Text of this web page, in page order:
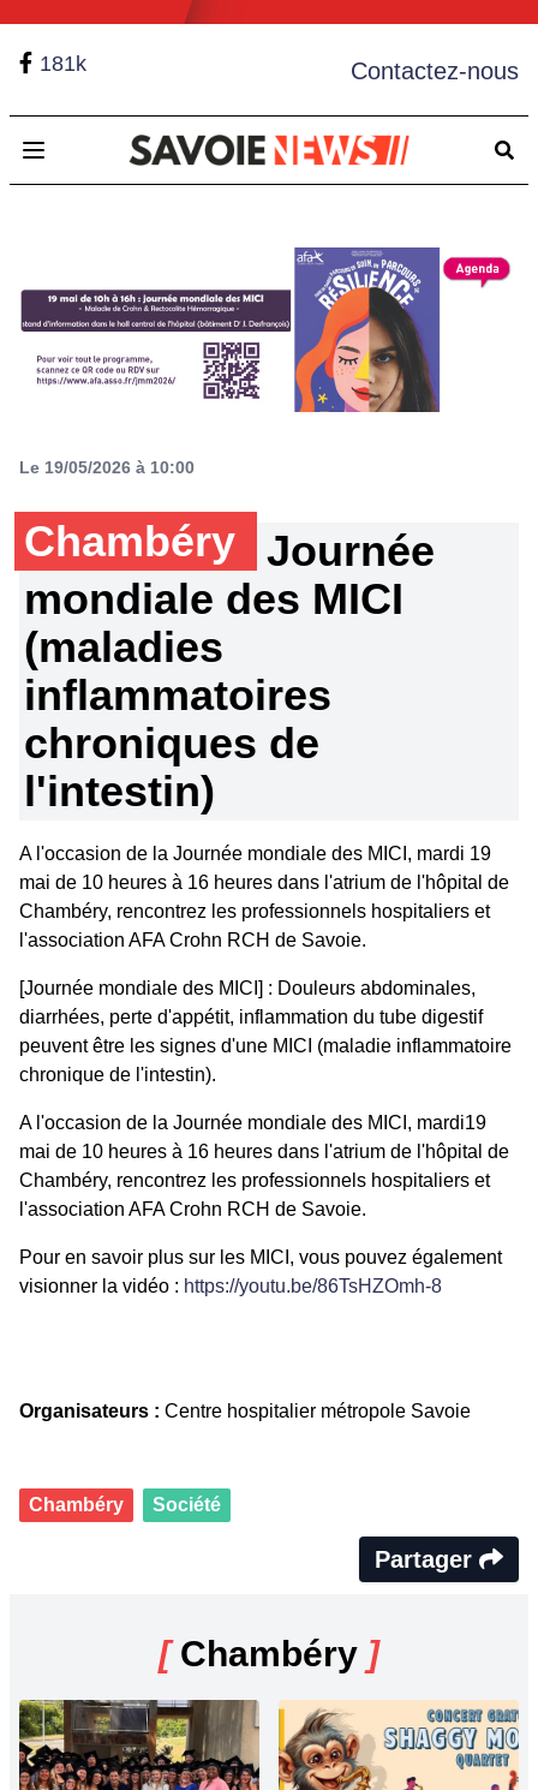
181k Contactez-nous
Open main menu
Le 19/05/2026 à 10:00
Chambéry
Journée
mondiale des MICI
(maladies
inflammatoires
chroniques de
l'intestin)
A l'occasion de la Journée mondiale des MICI, mardi 19
mai de 10 heures à 16 heures dans l'atrium de l'hôpital de
Chambéry, rencontrez les professionnels hospitaliers et
l'association AFA Crohn RCH de Savoie.
[Journée mondiale des MICI] : Douleurs abdominales,
diarrhées, perte d'appétit, inflammation du tube digestif
peuvent être les signes d'une MICI (maladie inflammatoire
chronique de l'intestin).
A l'occasion de la Journée mondiale des MICI, mardi19
mai de 10 heures à 16 heures dans l'atrium de l'hôpital de
Chambéry, rencontrez les professionnels hospitaliers et
l'association AFA Crohn RCH de Savoie.
Pour en savoir plus sur les MICI, vous pouvez également
visionner la vidéo : https://youtu.be/86TsHZOmh-8
Organisateurs : Centre hospitalier métropole Savoie
Chambéry Société
Partager
[Chambéry ]